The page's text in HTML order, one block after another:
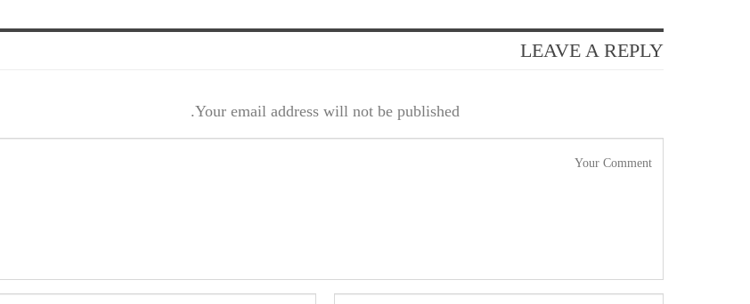
LEAVE A REPLY
Your email address will not be published.